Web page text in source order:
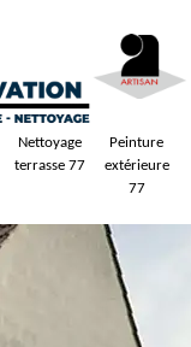
Nettoyage
terrasse 77
Peinture
extérieure
77